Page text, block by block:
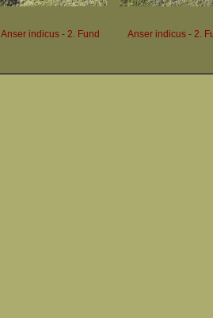
Anser indicus - 2. Fund Anser indicus - 2.